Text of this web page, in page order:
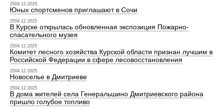
2504.12.2025
Юных спортсменов приглашают в Сочи
2504.12.2025
В Курске открылась обновленная экспозиция Пожарно-
спасательного музея
2504.12.2025
Комитет лесного хозяйства Курской области признан лучшим в
Российской Федерации в сфере лесовосстановления
2504.12.2025
Новоселье в Дмитриеве
2504.12.2025
В дома жителей села Генеральшино Дмитриевского района
пришло голубое топливо